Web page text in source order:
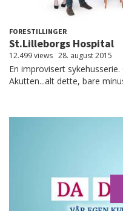
FORESTILLINGER
St.Lilleborgs Hospital
12.499 views 28. august 2015
En improvisert
Akutten...alt dette, bare